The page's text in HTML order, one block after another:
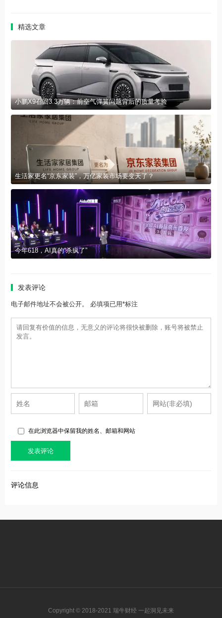
精选文章
小鹏X9召回3.3万辆：前空气弹簧问题背后的质量考验
生活家更名“京东家装”，万亿家装市场要变天了？
今年618，AI真的“杀疯了”
发表评论
电子邮件地址不会被公开。 必填项已用*标注
在此浏览器中保留我的姓名、邮箱和网站
评论信息
Copyright © 2018-2021 瑞牛财经 一起洞见未来